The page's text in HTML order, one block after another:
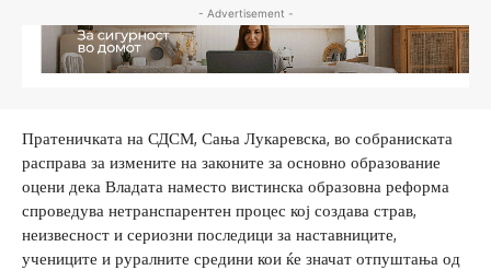
- Advertisement -
Пратеничката на СДСМ, Сања Лукаревска, во собраниската
расправа за измените на законите за основно образование
оцени дека Владата наместо вистинска образовна реформа
спроведува нетранспарентен процес кој создава страв,
неизвесност и сериозни последици за наставниците,
учениците и руралните средини кои ќе значат отпуштања од